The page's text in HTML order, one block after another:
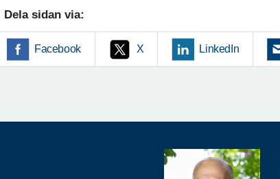
Dela sidan via:
Facebook X LinkedIn